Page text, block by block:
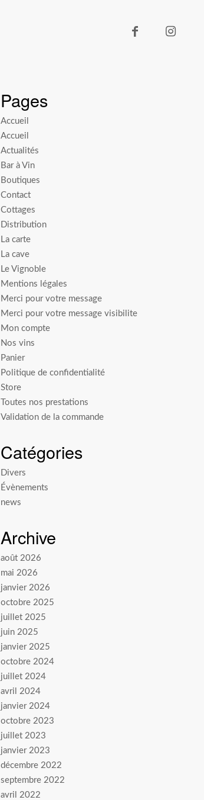
Pages
Accueil
Accueil
Actualités
Bar à Vin
Boutiques
Contact
Cottages
Distribution
La carte
La cave
Le Vignoble
Mentions légales
Merci pour votre message
Merci pour votre message visibilite
Mon compte
Nos vins
Panier
Politique de confidentialité
Store
Toutes nos prestations
Validation de la commande
Catégories
Divers
Évènements
news
Archive
août 2026
mai 2026
janvier 2026
octobre 2025
juillet 2025
juin 2025
janvier 2025
octobre 2024
juillet 2024
avril 2024
janvier 2024
octobre 2023
juillet 2023
janvier 2023
décembre 2022
septembre 2022
avril 2022